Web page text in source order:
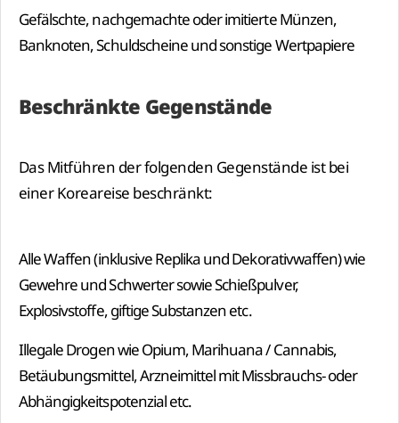
Gefälschte, nachgemachte oder imitierte Münzen,
Banknoten, Schuldscheine und sonstige Wertpapiere
Beschränkte Gegenstände
Das Mitführen der folgenden Gegenstände ist bei
einer Koreareise beschränkt:
Alle Waffen (inklusive Replika und Dekorativwaffen) wie
Gewehre und Schwerter sowie Schießpulver,
Explosivstoffe, giftige Substanzen etc.
Illegale Drogen wie Opium, Marihuana / Cannabis,
Betäubungsmittel, Arzneimittel mit Missbrauchs- oder
Abhängigkeitspotenzial etc.